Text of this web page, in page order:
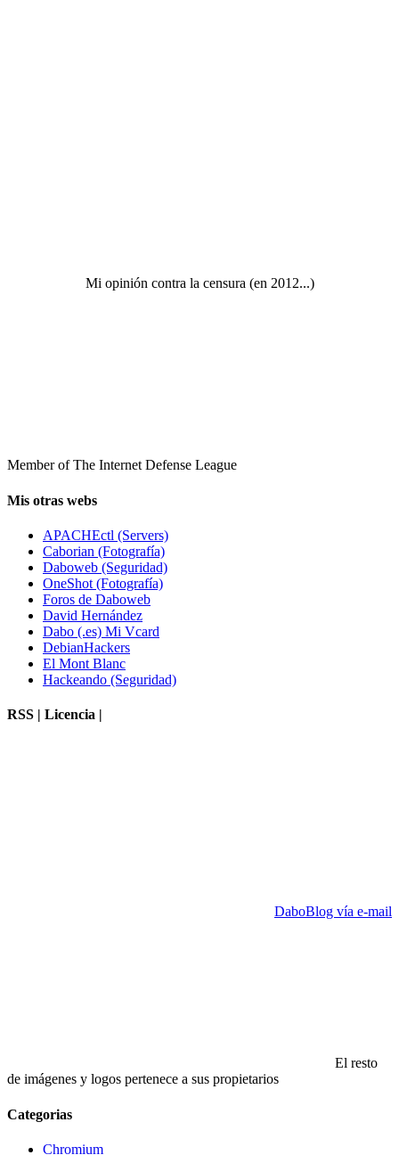
Mi opinión contra la censura (en 2012...)
Member of The Internet Defense League
Mis otras webs
APACHEctl (Servers)
Caborian (Fotografía)
Daboweb (Seguridad)
OneShot (Fotografía)
Foros de Daboweb
David Hernández
Dabo (.es) Mi Vcard
DebianHackers
El Mont Blanc
Hackeando (Seguridad)
RSS | Licencia |
DaboBlog vía e-mail
El resto
de imágenes y logos pertenece a sus propietarios
Categorias
Chromium